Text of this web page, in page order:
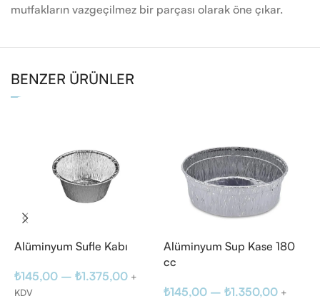
mutfakların vazgeçilmez bir parçası olarak öne çıkar.
BENZER ÜRÜNLER
Alüminyum Sufle Kabı
₺145,00 – ₺1.375,00 +
KDV
Alüminyum Sup Kase 180
cc
₺145,00 – ₺1.350,00 +